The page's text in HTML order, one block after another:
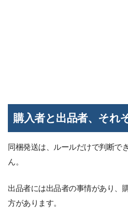
購入者と出品者、それ
同梱発送は、ルールだけで判断で
ん。
出品者には出品者の事情があり、
方があります。